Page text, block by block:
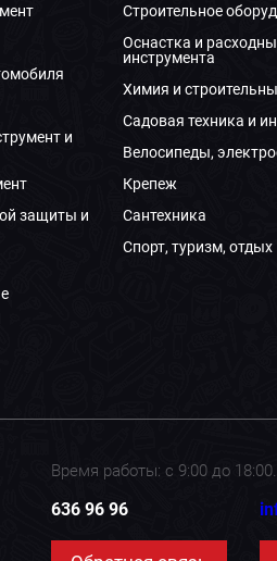
и
защиты и
Строительное
Оснастка и
инструмента
Химия и
Садовая техника и
Велосипеды,
Крепеж
Сантехника
Спорт, туризм, отдых
Время работы: с 9:00 до
636 96 96